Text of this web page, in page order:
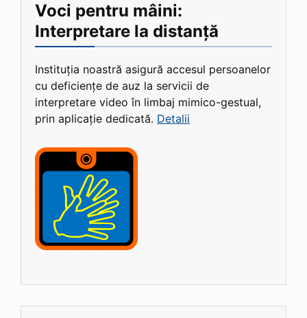
Voci pentru mâini:
Interpretare la distanță
Instituția noastră asigură accesul persoanelor
cu deficiențe de auz la servicii de
interpretare video în limbaj mimico-gestual,
prin aplicație dedicată. Detalii